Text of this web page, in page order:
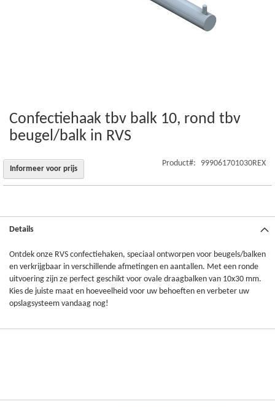
Ga
naar
het
van
de
Confectiehaak tbv balk 10, rond tbv
beugel/balk in RVS
Informeer voor prijs
Product 999061701030REX
Details
Ontdek onze RVS confectiehaken, speciaal ontworpen voor beugels/balken
en verkrijgbaar in verschillende afmetingen en aantallen. Met een ronde
uitvoering zijn ze perfect geschikt voor ovale draagbalken van 10x30 mm.
Kies de juiste maat en hoeveelheid voor uw behoeften en verbeter uw
opslagsysteem vandaag nog!